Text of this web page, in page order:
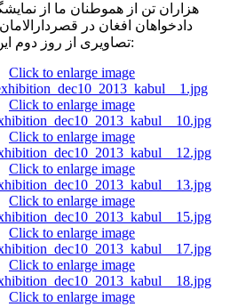
هزاران تن از هموطنان ما از
دادخواهان افغان در
تصاویری از روز دوم این نمایشگاه تقدیم میگردند: